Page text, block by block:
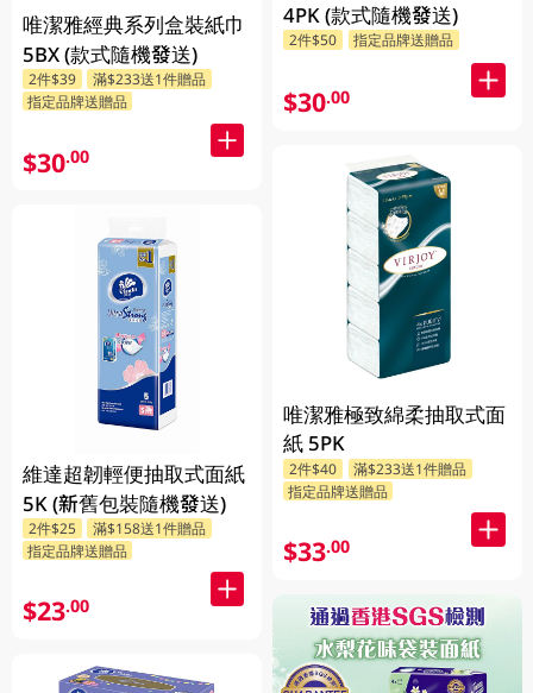
唯潔雅經典系列盒裝紙巾
5BX (款式隨機發送)
2件$39
滿$233送1件贈品
指定品牌送贈品
$30.00
維達超韌輕便抽取式面紙
5K (新舊包裝隨機發送)
2件$25
滿$158送1件贈品
指定品牌送贈品
$23.00
4PK (款式隨機發送)
2件$50 指定品牌送贈品
$30.00
唯潔雅極致綿柔抽取式面
紙 5PK
2件$40
滿$233送1件贈品
指定品牌送贈品
$33.00